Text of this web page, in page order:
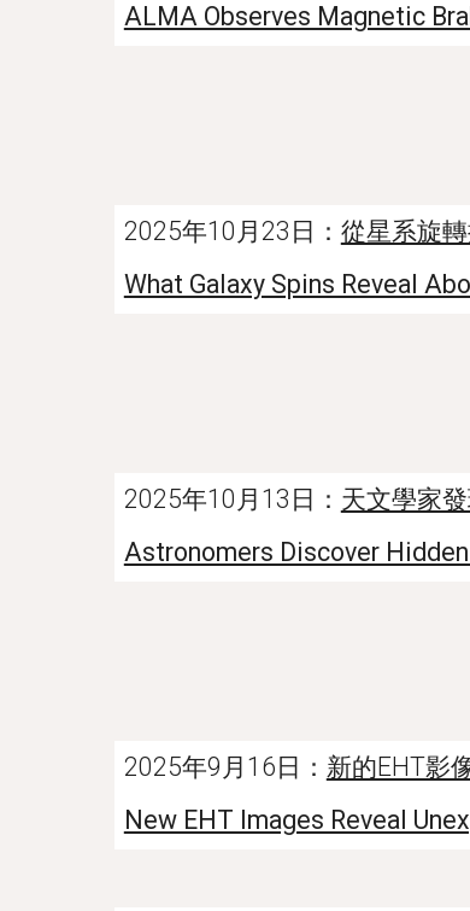
ALMA Observes Magnetic
2025年10月23日： 從星系旋
What Galaxy Spins Reveal
2025年10月13日： 天文學家
Astronomers Discover
2025年9月16日： 新的EHT影
New EHT Images Reveal